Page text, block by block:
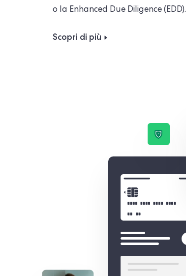
o la Enhanced Due Diligence (EDD).
Scopri di più